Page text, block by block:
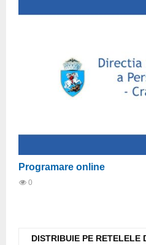
Programare online
0
DISTRIBUIE PE RETELELE